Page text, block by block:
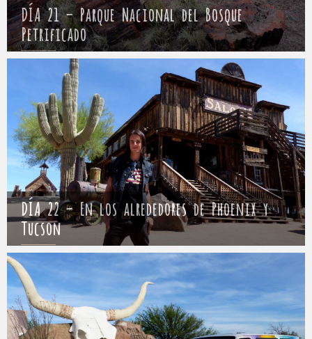
DÍA 21 – Parque Nacional del Bosque
Petrificado
Mathieu 25 abril 2017
DÍA 22 – En los alrededores de Phoenix y
Tucson
Mathieu 26 abril 2017